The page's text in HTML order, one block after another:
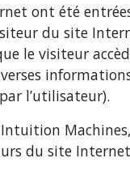
ont été
du site
le visiteur
l’utilisateur).
du site